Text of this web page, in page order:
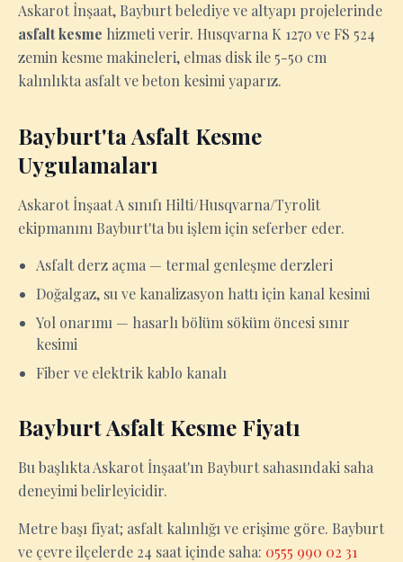
Askarot İnşaat, Bayburt belediye ve altyapı projelerinde
asfalt kesme hizmeti verir. Husqvarna K 1270 ve FS 524
zemin kesme makineleri, elmas disk ile 5-50 cm
kalınlıkta asfalt ve beton kesimi yaparız.
Bayburt'ta Asfalt Kesme
Uygulamaları
Askarot İnşaat A sınıfı Hilti/Husqvarna/Tyrolit
ekipmanını Bayburt'ta bu işlem için seferber eder.
Asfalt derz açma — termal genleşme derzleri
Doğalgaz, su ve kanalizasyon hattı için kanal kesimi
Yol onarımı — hasarlı bölüm söküm öncesi sınır
kesimi
Fiber ve elektrik kablo kanalı
Bayburt Asfalt Kesme Fiyatı
Bu başlıkta Askarot İnşaat'ın Bayburt sahasındaki saha
deneyimi belirleyicidir.
Metre başı fiyat; asfalt kalınlığı ve erişime göre. Bayburt
ve çevre ilçelerde 24 saat içinde saha: 0555 990 02 31